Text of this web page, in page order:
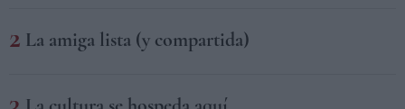
La amiga lista (y compartida)